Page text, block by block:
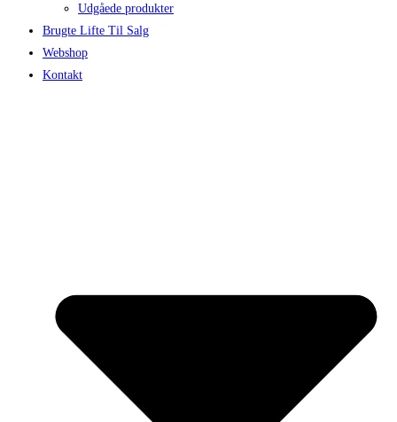
Udgåede produkter
Brugte Lifte Til Salg
Webshop
Kontakt